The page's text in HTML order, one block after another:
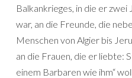
Balkankrieges, in die er
war, an die Freunde, die
Menschen von Algier bis
an die Frauen, die er liebte:
einem Barbaren wie ihm“